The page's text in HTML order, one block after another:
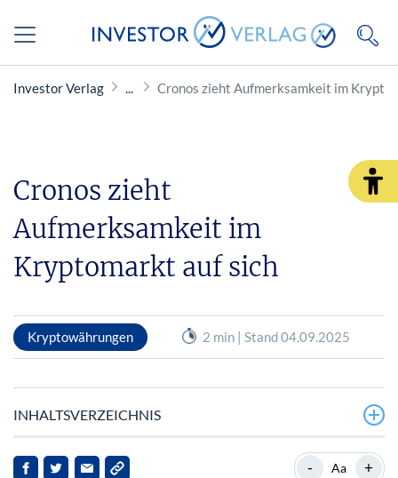
Investor Verlag Cronos zieht Aufmerksamkeit im
Cronos zieht
Aufmerksamkeit im
Kryptomarkt auf sich
Kryptowährungen 2 min | Stand 04.09.2025
INHALTSVERZEICHNIS
Überblick
- Aa +